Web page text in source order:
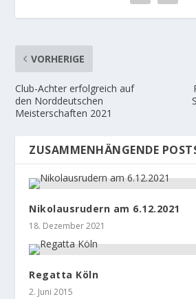
VORHERIGE
Club-Achter erfolgreich auf
den Norddeutschen
Meisterschaften 2021
ZUSAMMENHÄNGENDE
Nikolausrudern am 6.12.2021
18. Dezember 2021
Regatta Köln
2. Juni 2015